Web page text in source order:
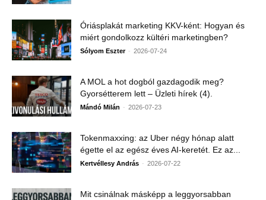
Óriásplakát marketing KKV-ként: Hogyan és
miért gondolkozz kültéri marketingben?
Sólyom Eszter - 2026-07-24
A MOL a hot dogból gazdagodik meg?
Gyorsétterem lett – Üzleti hírek (4).
Mándó Milán - 2026-07-23
Tokenmaxxing: az Uber négy hónap alatt
égette el az egész éves AI-keretét. Ez az...
Kertvéllesy András - 2026-07-22
Mit csinálnak másképp a leggyorsabban